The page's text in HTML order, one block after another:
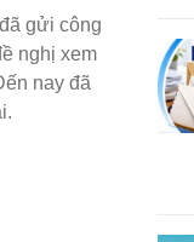
gửi công
nghị xem
nay đã